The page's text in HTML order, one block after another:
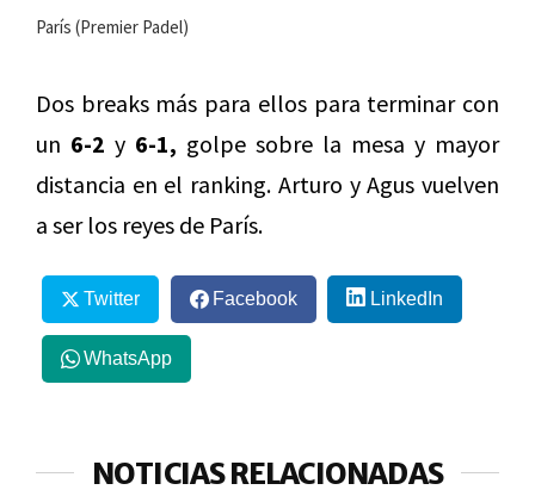
París (Premier Padel)
Dos breaks más para ellos para terminar con
un 6-2 y 6-1, golpe sobre la mesa y mayor
distancia en el ranking. Arturo y Agus vuelven
a ser los reyes de París.
Twitter Facebook LinkedIn
WhatsApp
NOTICIAS RELACIONADAS